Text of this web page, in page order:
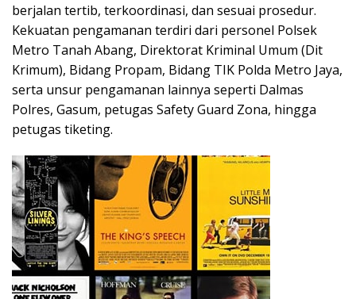
berjalan tertib, terkoordinasi, dan sesuai prosedur.
Kekuatan pengamanan terdiri dari personel Polsek
Metro Tanah Abang, Direktorat Kriminal Umum (Dit
Krimum), Bidang Propam, Bidang TIK Polda Metro Jaya,
serta unsur pengamanan lainnya seperti Dalmas
Polres, Gasum, petugas Safety Guard Zona, hingga
petugas tiketing.